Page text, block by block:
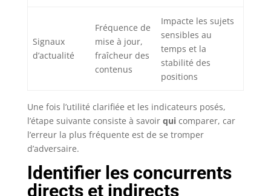
Signaux
d’actualité
Fréquence de
mise à jour,
fraîcheur des
contenus
Impacte les sujets
sensibles au
temps et la
stabilité des
positions
Une fois l’utilité clarifiée et les indicateurs posés,
l’étape suivante consiste à savoir quicomparer, car
l’erreur la plus fréquente est de se tromper
d’adversaire.
Identifier les concurrents
directs et indirects